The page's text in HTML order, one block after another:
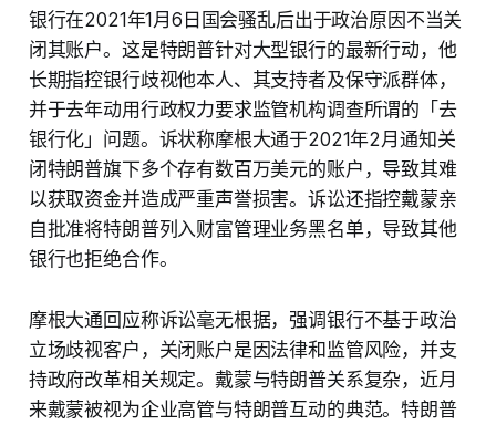
银行在2021年1月6日国会骚乱后出于政治原因不当关
闭其账户。这是特朗普针对大型银行的最新行动，他
长期指控银行歧视他本人、其支持者及保守派群体，
并于去年动用行政权力要求监管机构调查所谓的「去
银行化」问题。诉状称摩根大通于2021年2月通知关
闭特朗普旗下多个存有数百万美元的账户，导致其难
以获取资金并造成严重声誉损害。诉讼还指控戴蒙亲
自批准将特朗普列入财富管理业务黑名单，导致其他
银行也拒绝合作。
摩根大通回应称诉讼毫无根据，强调银行不基于政治
立场歧视客户，关闭账户是因法律和监管风险，并支
持政府改革相关规定。戴蒙与特朗普关系复杂，近月
来戴蒙被视为企业高管与特朗普互动的典范。特朗普